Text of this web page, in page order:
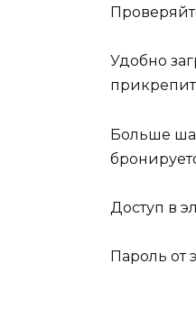
Удобно
Больше
Доступ в
Пароль от